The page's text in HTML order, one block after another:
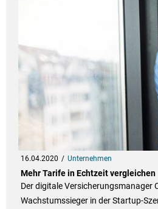
16.04.2020 Unternehmen
Mehr Tarife in Echtzeit vergleichen
Der digitale Versicherungsmanager
Wachstumssieger in der Startup-